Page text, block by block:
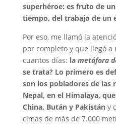
superhéroe: es fruto de
tiempo, del trabajo de un
Por eso, me llamó la
por completo y que llegó a
cuantos días: la metáfora
se trata? Lo primero es
son los pobladores de las
Nepal, en el Himalaya,
China, Bután y Pakistány
cimas de más de 7.000